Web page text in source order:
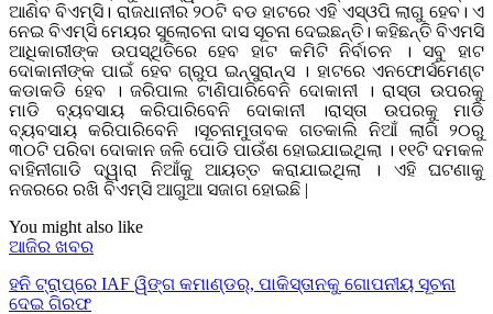
ଆଣିବ ବିଏମ୍‌ସି। ରାଜଧାନୀର ୨୦ଟି ବଡ ହାଟରେ ଏହି ଏସ୍‌ଓପି ଲାଗୁ ହେବ। ଏ
ନେଇ ବିଏମ୍‌ସି ମେୟର ସୁଲୋଚନା ଦାସ ସୂଚନା ଦେଇଛନ୍ତି। କହିଛନ୍ତି ବିଏମସି
ଆଧିକାରୀଙ୍କ ଉପସ୍ଥିତିରେ ହେବ ହାଟ କମିଟି ନିର୍ବାଚନ । ସବୁ ହାଟ
ଦୋକାନୀଙ୍କ ପାଇଁ ହେବ ଗ୍ରୁପ ଇନ୍ସୁରାନ୍ସ । ହାଟରେ ଏନଫୋର୍ସମେଣ୍ଟ
କଡାକଡି ହେବ । ଜରିପାଲ ଟାଣିପାରିବେନି ଦୋକାନୀ । ରାସ୍ତା ଉପରକୁ
ମାଡି ବ୍ୟବସାୟ କରିପାରିବେନି ଦୋକାନୀ ।ରାସ୍ତା ଉପରକୁ ମାଡି
ବ୍ୟବସାୟ କରିପାରିବେନି ।ସୂଚନାମୁତାବକ ଗତକାଲି ନିଆଁ ଲାଗି ୨୦ରୁ
୩୦ଟି ପରିବା ଦୋକାନ ଜଳି ପୋଡି ପାଉଁଶ ହୋଇଯାଇଥିଲା । ୧୧ଟି ଦମକଳ
ବାହିନୀଗାଡି ଦ୍ୱାରା ନିଆଁକୁ ଆୟତ୍ତ କରାଯାଇଥିଲା । ଏହି ଘଟଣାକୁ
ନଜରରେ ରଖି ବିଏମ୍‌ସି ଆଗୁଆ ସଜାଗ ହୋଇଛି |
You might also like
ଆଜିର ଖବର
ହନି ଟ୍ରାପ୍‌ରେ IAF ୱିଙ୍ଗ କମାଣ୍ଡର୍, ପାକିସ୍ତାନକୁ ଗୋପନୀୟ ସୂଚନା
ଦେଇ ଗିରଫ